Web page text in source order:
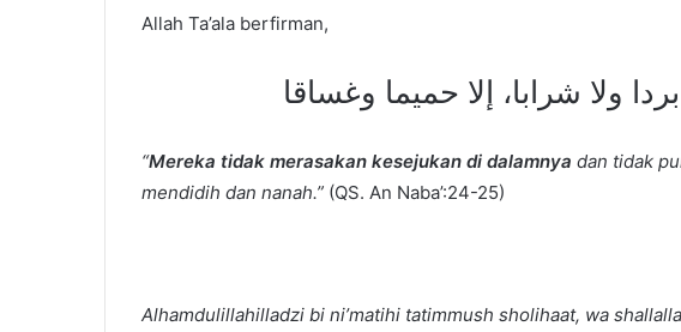
Allah Ta’ala berfirman,
ولا شرابا، إلا حميما وغساقا
“Mereka tidak merasakan kesejukan di dalamnya dan tidak
mendidih dan nanah.” (QS. An Naba’:24-25)
Alhamdulillahilladzi bi ni’matihi tatimmush sholihaat, wa